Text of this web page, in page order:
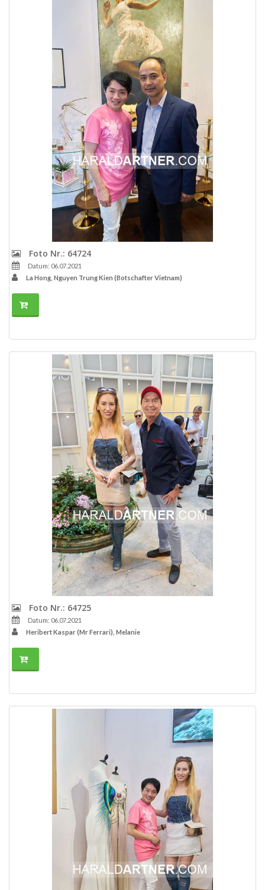
Foto Nr.: 64724
Datum: 06.07.2021
La Hong, Nguyen Trung Kien (Botschafter Vietnam)
Foto Nr.: 64725
Datum: 06.07.2021
Heribert Kaspar (Mr Ferrari), Melanie